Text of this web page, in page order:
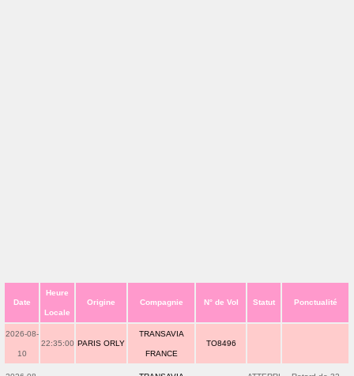
Date
Heure
Locale
Origine Compagnie N° de Vol Statut Ponctualité
2026-08-
10
22:35:00 PARIS ORLY
TRANSAVIA
FRANCE
TO8496